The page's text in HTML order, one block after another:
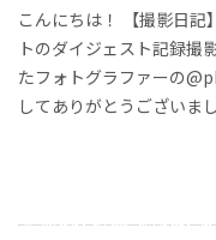
こんにちは！ 【撮影日
トのダイジェスト記録撮
たフォトグラファーの
してありがとうございま